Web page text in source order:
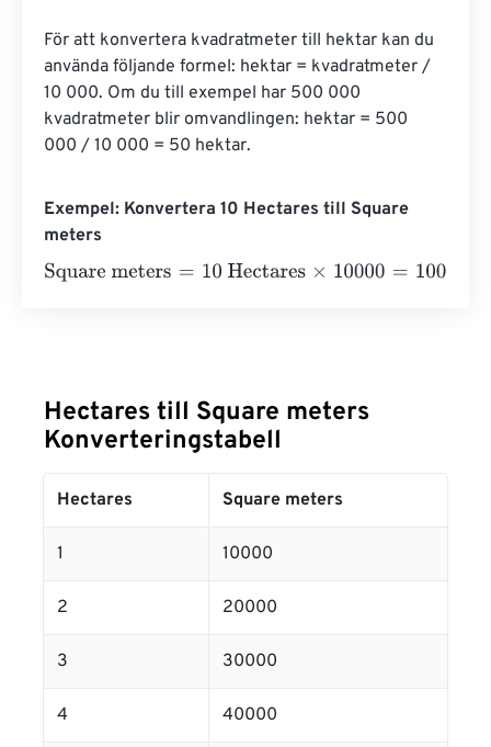
För att konvertera kvadratmeter till hektar kan du
använda följande formel: hektar = kvadratmeter /
10 000. Om du till exempel har 500 000
kvadratmeter blir omvandlingen: hektar = 500
000 / 10 000 = 50 hektar.
Exempel: Konvertera 10 Hectares till Square
meters
Square meters= 10 Hectares×10000 =100000 Square
Hectares till Square meters
Konverteringstabell
Hectares Square meters
1 10000
2 20000
3 30000
4 40000